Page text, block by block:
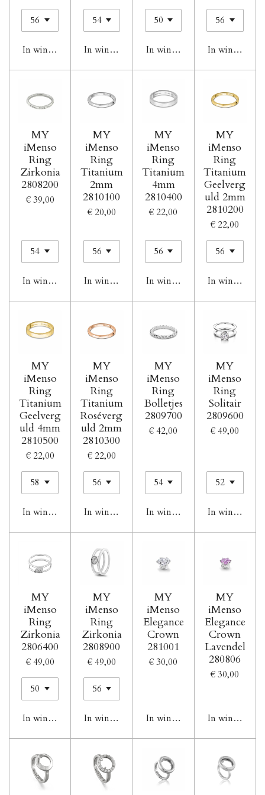
In winkelwagenIn winkelwagen In winkelwagen In
MY
iMenso
Ring
Zirkonia
2808200
€ 39,00
In winkelwagen
MY
iMenso
Ring
Titanium
2mm
2810100
€ 20,00
In winkelwagen
MY
iMenso
Ring
Titanium
4mm
2810400
€ 22,00
In winkelwagen
MY
iMenso
Ring
Titanium
Geelverg
uld 2mm
2810200
€ 22,00
In
MY
iMenso
Ring
Titanium
Geelverg
uld 4mm
2810500
€ 22,00
In winkelwagen
MY
iMenso
Ring
Titanium
Roséverg
uld 2mm
2810300
€ 22,00
In winkelwagen
MY
iMenso
Ring
Bolletjes
2809700
€ 42,00
In winkelwagen
MY
iMenso
Ring
Solitair
2809600
€ 49,00
In
MY
iMenso
Ring
Zirkonia
2806400
€ 49,00
In winkelwagen
MY
iMenso
Ring
Zirkonia
2808900
€ 49,00
In winkelwagen
MY
iMenso
Elegance
Crown
281001
€ 30,00
In winkelwagen
MY
iMenso
Elegance
Crown
Lavendel
280806
€ 30,00
In